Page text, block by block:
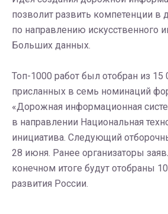
позволит развить компетенции в
по направлению искусственного
Больших данных.
Топ-1000 работ был отобран из 15
присланных в семь номинаций
«Дорожная информационная
в направлении Национальная
инициатива. Следующий
28 июня. Ранее организаторы
конечном итоге будут отобраны
развития России.